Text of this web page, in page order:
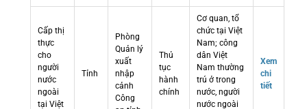
Cấp thị
thực
cho
người
nước
ngoài
tại Việt
Tỉnh
Phòng
Quản lý
xuất
nhập
cảnh
Công
Thủ
tục
hành
chính
Cơ quan, tổ
chức tại Việt
Nam; công
dân Việt
Nam thường
trú ở trong
nước, người
nước ngoài
Xem
chi
tiết